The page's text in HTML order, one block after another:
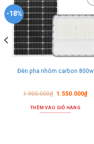
-18%
vào
sách
ưa
Đèn pha nhôm carbon 800w
1.900.000₫ 1.550.000₫
THÊM VÀO GIỎ HÀNG